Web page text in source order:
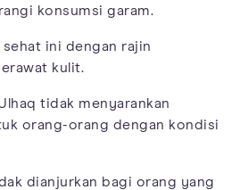
konsumsi garam.
ini dengan rajin
kulit.
tidak menyarankan
orang-orang dengan kondisi
dianjurkan bagi orang yang